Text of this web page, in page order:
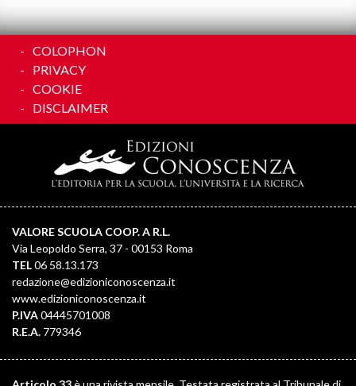
COLOPHON
PRIVACY
COOKIE
DISCLAIMER
VALORE SCUOLA COOP. A R.L.
Via Leopoldo Serra, 37 - 00153 Roma
TEL06 58.13.173
redazione@edizioniconoscenza.it
www.edizioniconoscenza.it
P.IVA04445701008
R.E.A. 779346